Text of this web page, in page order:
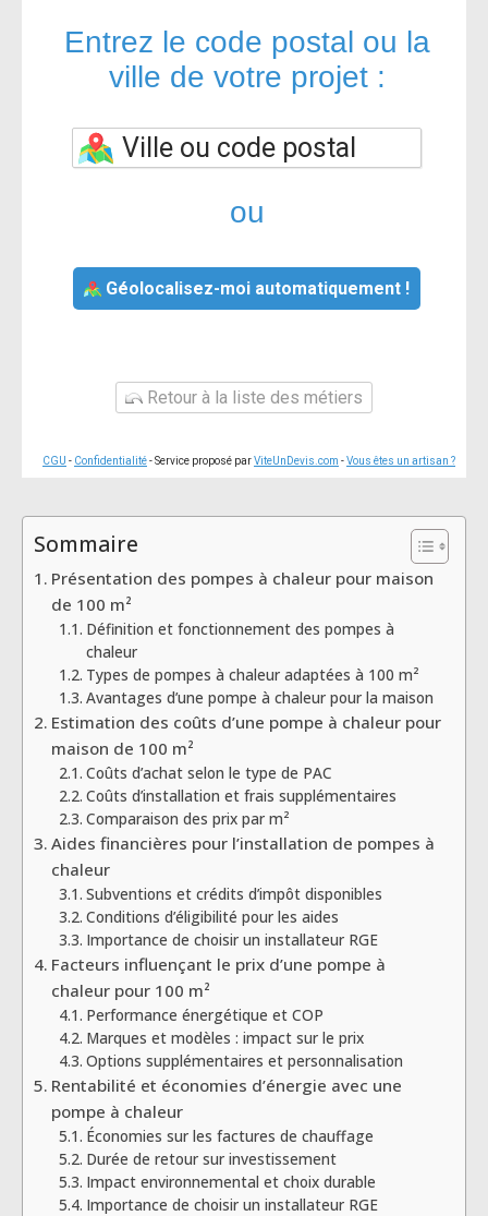
Entrez le code postal ou la
ville de votre projet :
ou
Géolocalisez-moi automatiquement !
Retour à la liste des métiers
CGU - Confidentialité- Service proposé parViteUnDevis.com -Vous êtes un artisan ?
Sommaire
Présentation des pompes à chaleur pour maison
de 100 m²
Définition et fonctionnement des pompes à
chaleur
Types de pompes à chaleur adaptées à 100 m²
Avantages d’une pompe à chaleur pour la maison
Estimation des coûts d’une pompe à chaleur pour
maison de 100 m²
Coûts d’achat selon le type de PAC
Coûts d’installation et frais supplémentaires
Comparaison des prix par m²
Aides financières pour l’installation de pompes à
chaleur
Subventions et crédits d’impôt disponibles
Conditions d’éligibilité pour les aides
Importance de choisir un installateur RGE
Facteurs influençant le prix d’une pompe à
chaleur pour 100 m²
Performance énergétique et COP
Marques et modèles : impact sur le prix
Options supplémentaires et personnalisation
Rentabilité et économies d’énergie avec une
pompe à chaleur
Économies sur les factures de chauffage
Durée de retour sur investissement
Impact environnemental et choix durable
Importance de choisir un installateur RGE